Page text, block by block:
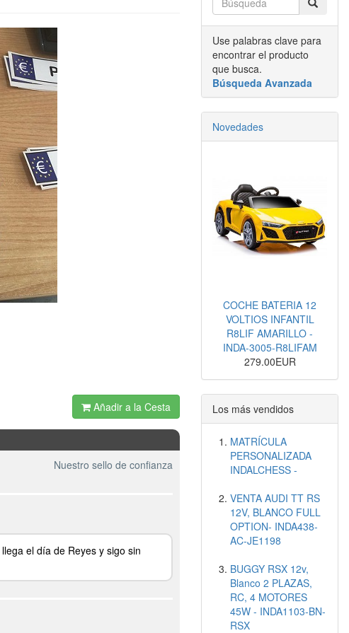
Añadir a la Cesta
Nuestro sello de confianza
el día de Reyes y sigo sin
Use palabras clave para
encontrar el producto
que busca.
Búsqueda Avanzada
Novedades
COCHE BATERIA 12
VOLTIOS INFANTIL
R8LIF AMARILLO -
INDA-3005-R8LIFAM
279.00EUR
Los más vendidos
MATRÍCULA
PERSONALIZADA
INDALCHESS -
VENTA AUDI TT RS
12V, BLANCO FULL
OPTION- INDA438-
AC-JE1198
BUGGY RSX 12v,
Blanco 2 PLAZAS,
RC, 4 MOTORES
45W - INDA1103-BN-
RSX